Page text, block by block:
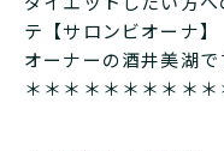
テ【サロンビオーナ】
オーナーの酒井美湖で
＊＊＊＊＊＊＊＊＊